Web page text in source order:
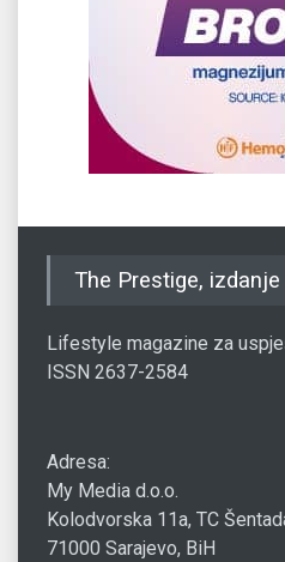
The Prestige,
Lifestyle magazine za
ISSN 2637-2584
Adresa:
My Media d.o.o.
Kolodvorska 11a, TC
71000 Sarajevo, BiH